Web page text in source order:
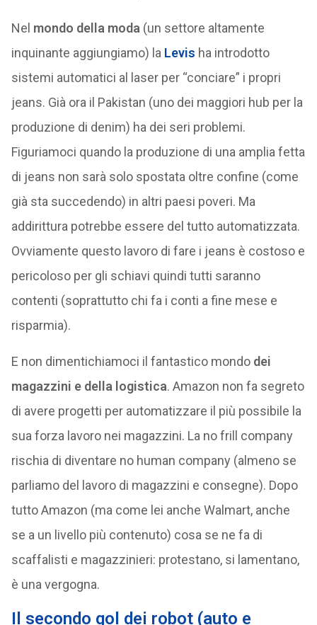
Nel mondo della moda (un settore altamente
inquinante aggiungiamo) la Levis ha introdotto
sistemi automatici al laser per “conciare” i propri
jeans. Già ora il Pakistan (uno dei maggiori hub per la
produzione di denim) ha dei seri problemi.
Figuriamoci quando la produzione di una amplia fetta
di jeans non sarà solo spostata oltre confine (come
già sta succedendo) in altri paesi poveri. Ma
addirittura potrebbe essere del tutto automatizzata.
Ovviamente questo lavoro di fare i jeans è costoso e
pericoloso per gli schiavi quindi tutti saranno
contenti (soprattutto chi fa i conti a fine mese e
risparmia).
E non dimentichiamoci il fantastico mondo dei
magazzini e della logistica. Amazon non fa segreto
di avere progetti per automatizzare il più possibile la
sua forza lavoro nei magazzini. La no frill company
rischia di diventare no human company (almeno se
parliamo del lavoro di magazzini e consegne). Dopo
tutto Amazon (ma come lei anche Walmart, anche
se a un livello più contenuto) cosa se ne fa di
scaffalisti e magazzinieri: protestano, si lamentano,
è una vergogna.
Il secondo gol dei robot (auto e